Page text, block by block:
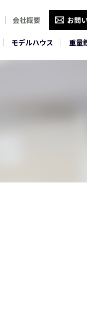
会社概要 お問
モデルハウス 重量